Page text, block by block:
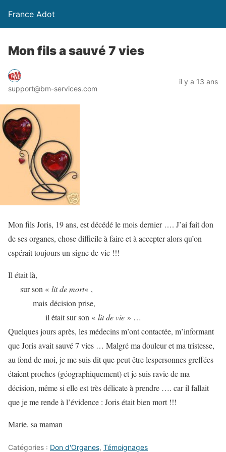
France Adot
Mon fils a sauvé 7 vies
support@bm-services.com
il y a 13 ans
Mon fils Joris, 19 ans, est décédé le mois dernier …. J’ai fait don
de ses organes, chose difficile à faire et à accepter alors qu’on
espérait toujours un signe de vie !!!
Il était là,
sur son « lit de mort« ,
mais décision prise,
il était sur son « lit de vie » …
Quelques jours après, les médecins m’ont contactée, m’informant
que Joris avait sauvé 7 vies … Malgré ma douleur et ma tristesse,
au fond de moi, je me suis dit que peut être lespersonnes greffées
étaient proches (géographiquement) et je suis ravie de ma
décision, même si elle est très délicate à prendre …. car il fallait
que je me rende à l’évidence : Joris était bien mort !!!
Marie, sa maman
Catégories : Don d'Organes, Témoignages